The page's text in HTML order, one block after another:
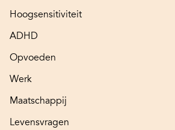
Hoogsensitiviteit
ADHD
Opvoeden
Werk
Maatschappij
Levensvragen